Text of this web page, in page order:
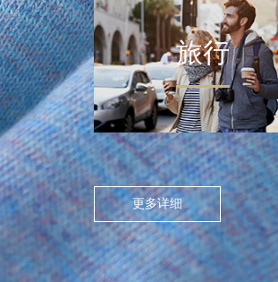
IN THE CITY
块化的都市节奏
渴望在通勤中寻找
隙。休闲通勤不再
线的被动移动，而
装的舒适感与色彩
旅行
更多详细